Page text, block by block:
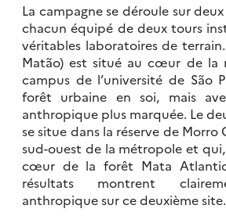
La campagne se déroule sur
chacun équipé de deux tours
véritables laboratoires de terrain.
Matão) est situé au cœur de la
campus de l’université de São
forêt urbaine en soi, mais
anthropique plus marquée. Le
se situe dans la réserve de Morro
sud-ouest de la métropole et
cœur de la forêt Mata
résultats montrent
anthropique sur ce deuxième site.